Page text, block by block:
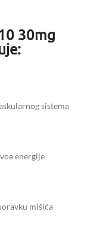
30mg
sistema
energije
mišića